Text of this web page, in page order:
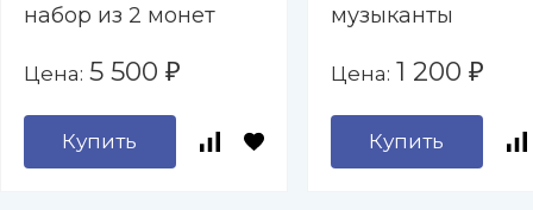
набор из 2 монет
Цена: 5 500 ₽
Купить
музыканты
Цена: 1 200 ₽
Купить